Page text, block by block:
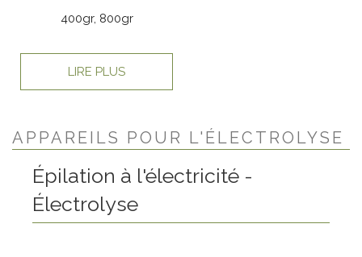
400gr, 800gr
LIRE PLUS
APPAREILS POUR L'ÉLECTROLYSE
Épilation à l'électricité -
Électrolyse